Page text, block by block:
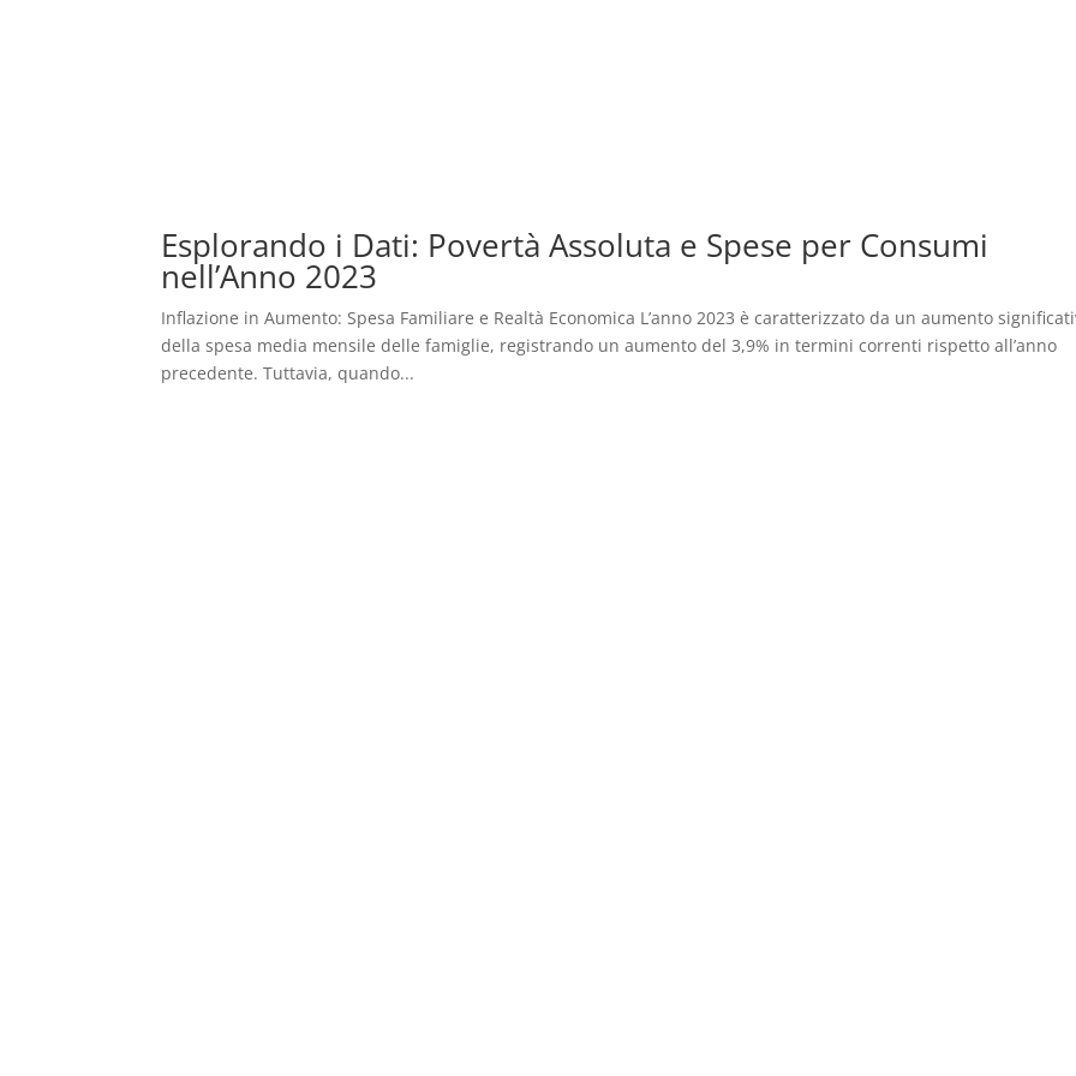
Esplorando i Dati: Povertà Assoluta e Spese per Consumi
nell’Anno 2023
Inflazione in Aumento: Spesa Familiare e Realtà Economica L’anno 2023 è caratterizzato da un aumento
della spesa media mensile delle famiglie, registrando un aumento del 3,9% in termini correnti rispetto all’anno
precedente. Tuttavia, quando...